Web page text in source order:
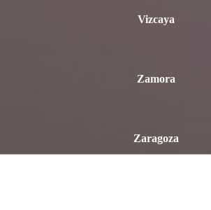
Vizcaya
Zamora
Zaragoza